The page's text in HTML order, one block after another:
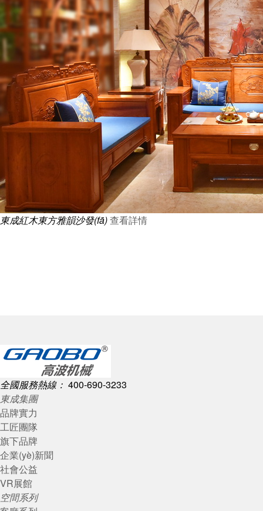
東成紅木東方雅韻沙發(fā)查看詳情
全國服務熱線： 400-690-3233
東成集團
品牌實力
工匠團隊
旗下品牌
企業(yè)新聞
社會公益
VR展館
空間系列